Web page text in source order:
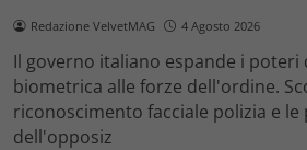
Redazione VelvetMAG 4 Agosto 2026
Il governo italiano espande i poteri
biometrica alle forze dell'ordine.
riconoscimento facciale polizia e le
dell'opposiz